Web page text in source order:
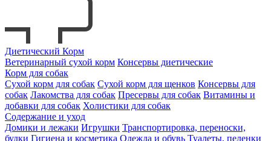
Диетический Корм
Ветеринарный сухой корм Консервы диетические
Корм для собак
Сухой корм для собак Сухой корм для щенков Консервы для
собак Лакомства для собак Пресервы для собак Витамины и
добавки для собак Холистики для собак
Содержание и уход
Домики и лежаки Игрушки Транспортировка, переноски,
будки Гигиена и косметика Одежда и обувь Туалеты, пеленки